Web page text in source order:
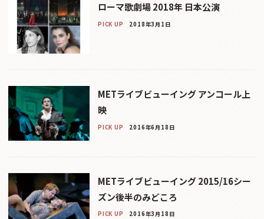
ローマ歌劇場 2018年 日本公演
PICK UP 2018年3月1日
METライブビューイング アンコール上
映
PICK UP 2016年6月18日
METライブビューイング 2015/16シー
ズン後半のみどころ
PICK UP 2016年3月18日